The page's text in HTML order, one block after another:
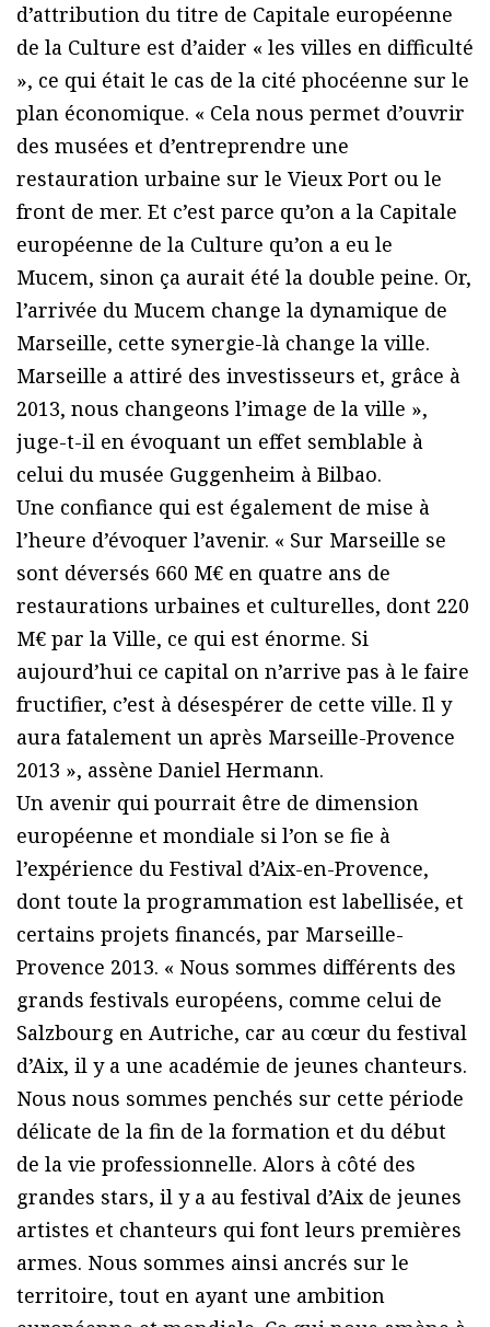
d’attribution du titre de Capitale européenne
de la Culture est d’aider « les villes en difficulté
», ce qui était le cas de la cité phocéenne sur le
plan économique. « Cela nous permet d’ouvrir
des musées et d’entreprendre une
restauration urbaine sur le Vieux Port ou le
front de mer. Et c’est parce qu’on a la Capitale
européenne de la Culture qu’on a eu le
Mucem, sinon ça aurait été la double peine. Or,
l’arrivée du Mucem change la dynamique de
Marseille, cette synergie-là change la ville.
Marseille a attiré des investisseurs et, grâce à
2013, nous changeons l’image de la ville »,
juge-t-il en évoquant un effet semblable à
celui du musée Guggenheim à Bilbao.
Une confiance qui est également de mise à
l’heure d’évoquer l’avenir. « Sur Marseille se
sont déversés 660 M€ en quatre ans de
restaurations urbaines et culturelles, dont 220
M€ par la Ville, ce qui est énorme. Si
aujourd’hui ce capital on n’arrive pas à le faire
fructifier, c’est à désespérer de cette ville. Il y
aura fatalement un après Marseille-Provence
2013 », assène Daniel Hermann.
Un avenir qui pourrait être de dimension
européenne et mondiale si l’on se fie à
l’expérience du Festival d’Aix-en-Provence,
dont toute la programmation est labellisée, et
certains projets financés, par Marseille-
Provence 2013. « Nous sommes différents des
grands festivals européens, comme celui de
Salzbourg en Autriche, car au cœur du festival
d’Aix, il y a une académie de jeunes chanteurs.
Nous nous sommes penchés sur cette période
délicate de la fin de la formation et du début
de la vie professionnelle. Alors à côté des
grandes stars, il y a au festival d’Aix de jeunes
artistes et chanteurs qui font leurs premières
armes. Nous sommes ainsi ancrés sur le
territoire, tout en ayant une ambition